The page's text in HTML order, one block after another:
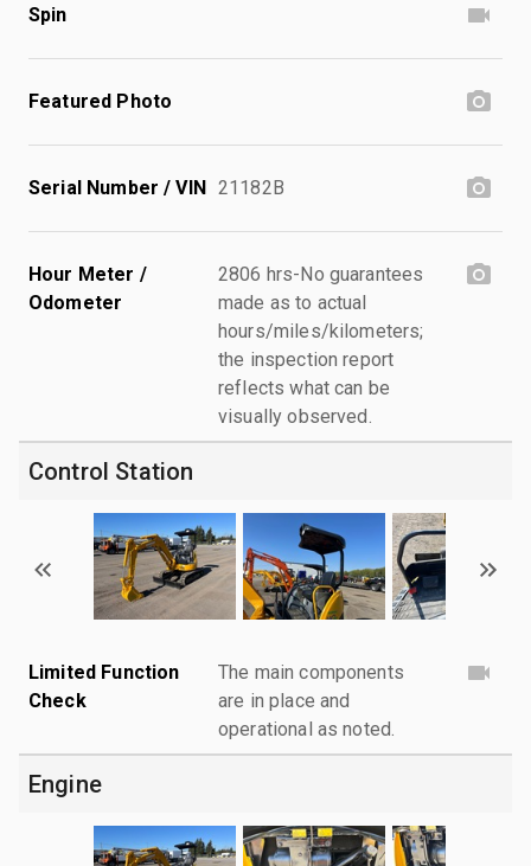
Spin
Featured Photo
Serial Number / VIN 21182B
Hour Meter /
Odometer
2806 hrs-No guarantees
made as to actual
hours/miles/kilometers;
the inspection report
reflects what can be
visually observed.
Control Station
Limited Function
Check
The main components
are in place and
operational as noted.
Engine